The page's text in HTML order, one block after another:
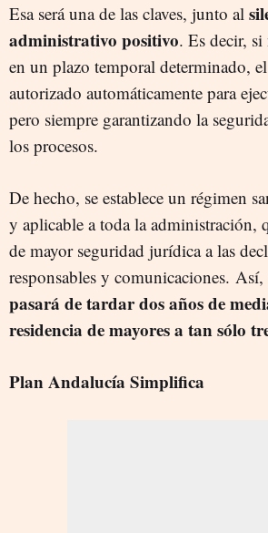
Esa será una de las claves, junto al
administrativo positivo. Es decir, si
en un plazo temporal determinado,
autorizado automáticamente para
pero siempre garantizando la
los procesos.
De hecho, se establece un régimen
y aplicable a toda la administración,
de mayor seguridad jurídica a las
responsables y comunicaciones. Así,
pasará de tardar dos años de
residencia de mayores a tan sólo
Plan Andalucía Simplifica